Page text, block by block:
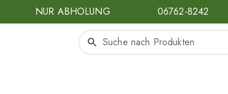
NUR ABHOLUNG 06762-8242